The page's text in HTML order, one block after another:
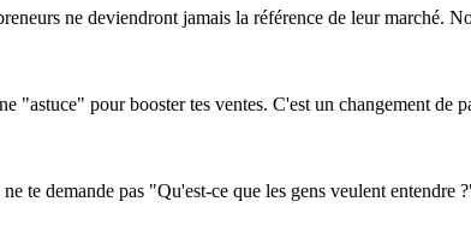
ne deviendront jamais la référence de leur marché.
"astuce" pour booster tes ventes. C'est un changement de
te demande pas "Qu'est-ce que les gens veulent